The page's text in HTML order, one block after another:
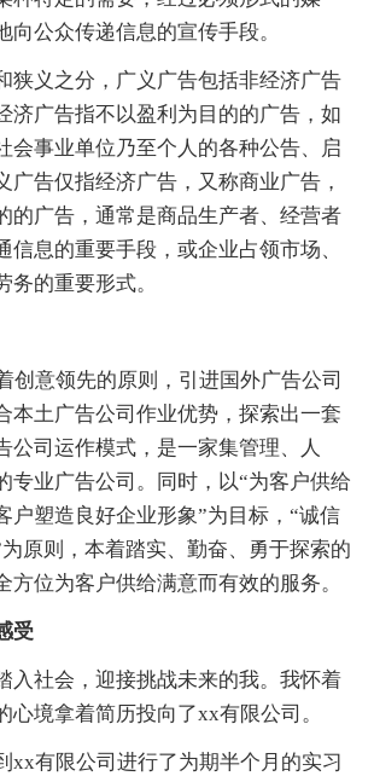
向公众传递信息的宣传手段。
狭义之分，广义广告包括非经济广告
济广告指不以盈利为目的的广告，如
会事业单位乃至个人的各种公告、启
广告仅指经济广告，又称商业广告，
的广告，通常是商品生产者、经营者
信息的重要手段，或企业占领市场、
务的重要形式。
创意领先的原则，引进国外广告公司
本土广告公司作业优势，探索出一套
公司运作模式，是一家集管理、人
专业广告公司。同时，以“为客户供给
户塑造良好企业形象”为目标，“诚信
原则，本着踏实、勤奋、勇于探索的
方位为客户供给满意而有效的服务。
受
入社会，迎接挑战未来的我。我怀着
心境拿着简历投向了xx有限公司。
xx有限公司进行了为期半个月的实习